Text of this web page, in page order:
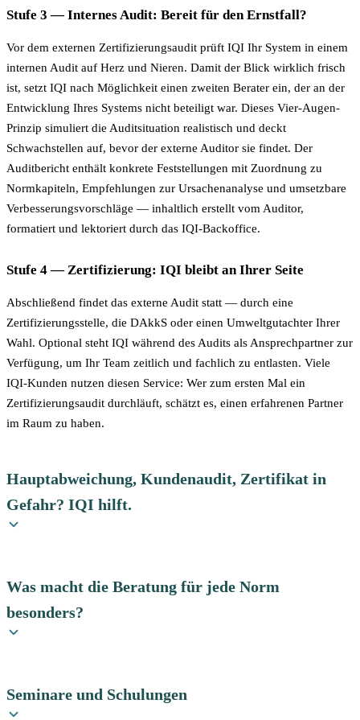
Stufe 3 — Internes Audit: Bereit für den Ernstfall?
Vor dem externen Zertifizierungsaudit prüft IQI Ihr System in einem
internen Audit auf Herz und Nieren. Damit der Blick wirklich frisch
ist, setzt IQI nach Möglichkeit einen zweiten Berater ein, der an der
Entwicklung Ihres Systems nicht beteiligt war. Dieses Vier-Augen-
Prinzip simuliert die Auditsituation realistisch und deckt
Schwachstellen auf, bevor der externe Auditor sie findet. Der
Auditbericht enthält konkrete Feststellungen mit Zuordnung zu
Normkapiteln, Empfehlungen zur Ursachenanalyse und umsetzbare
Verbesserungsvorschläge — inhaltlich erstellt vom Auditor,
formatiert und lektoriert durch das IQI-Backoffice.
Stufe 4 — Zertifizierung: IQI bleibt an Ihrer Seite
Abschließend findet das externe Audit statt — durch eine
Zertifizierungsstelle, die DAkkS oder einen Umweltgutachter Ihrer
Wahl. Optional steht IQI während des Audits als Ansprechpartner zur
Verfügung, um Ihr Team zeitlich und fachlich zu entlasten. Viele
IQI-Kunden nutzen diesen Service: Wer zum ersten Mal ein
Zertifizierungsaudit durchläuft, schätzt es, einen erfahrenen Partner
im Raum zu haben.
Hauptabweichung, Kundenaudit, Zertifikat in
Gefahr? IQI hilft.
Managementsystem aufbauen will. Viele kommen, weil es ein
und hat sich durch zahlreiche solcher Einsätze einen Namen
Was macht die Beratung für jede Norm
besonders?
sind die fachlichen Schwerpunkte — und die Stellen, an denen
Unternehmen in der Praxis am häufigsten Probleme bekommen.
Seminare und Schulungen